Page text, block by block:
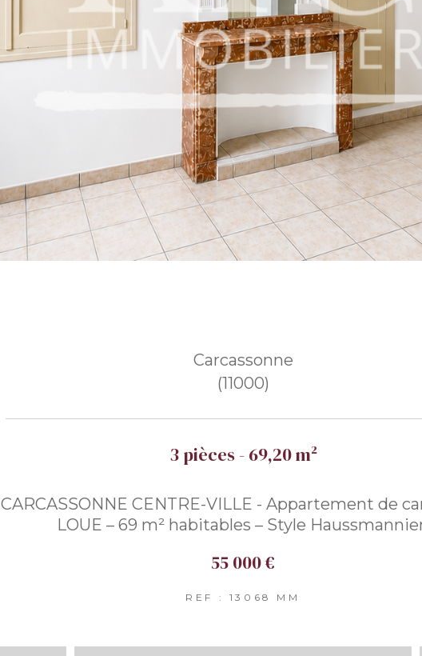
Carcassonne
(11000)
3 pièces - 69,20 m²
CARCASSONNE CENTRE-VILLE - Appartement de
LOUE – 69 m² habitables – Style
55 000 €
REF : 13068 MM